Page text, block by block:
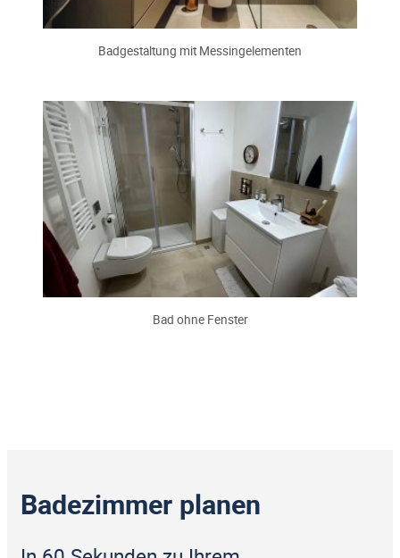
Badgestaltung mit Messingelementen
Bad ohne Fenster
Badezimmer planen